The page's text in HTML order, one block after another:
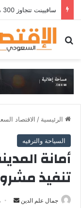
بحث عن
الرئيسية / الاقتصاد
السياحة والترفيه
أمانة
تنفيذ
جمال علم الدين
أرسل